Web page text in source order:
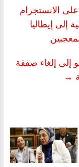
الانستجرام
إيطاليا
إلى إلغاء صفقة
→